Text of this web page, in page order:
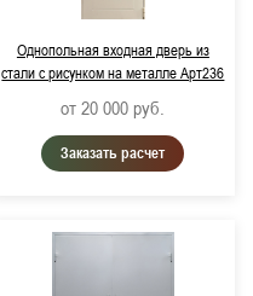
Однопольная входная дверь из
стали с рисунком на металле Арт236
от 20 000 руб.
Заказать расчет